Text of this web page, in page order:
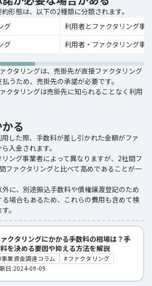
形態は、以下の2種類に分類されます。
グ
利用者とファクタリング事
グ
利用者・ファクタリング事
クタリングは、売掛先が直接ファクタリング
うため、売掛先の承諾が必要です。
クタリングは売掛先に知られることなく利用
る
した際、手数料が差し引かれた金額がファ
入金されます。
ング事業者によって異なりますが、2社間フ
ファクタリングと比べて高めであることが一
に、別途振込手数料や債権譲渡登記のため
場合もあるため、これらの費用も含めて検
。
クタリングにかかる手数料の相場は？手
を決める要因や抑える方法を解説
事業資金調達コラム
ファクタリング
日:2024-09-09